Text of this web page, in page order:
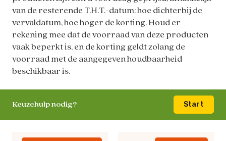
van de resterende T.H.T.-datum: hoe dichterbij de
vervaldatum, hoe hoger de korting. Houd er
rekening mee dat de voorraad van deze producten
vaak beperkt is, en de korting geldt zolang de
voorraad met de aangegeven houdbaarheid
beschikbaar is.
Keuzehulp nodig? Start